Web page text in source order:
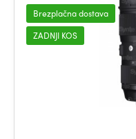
Brezplačna dostava
ZADNJI KOS